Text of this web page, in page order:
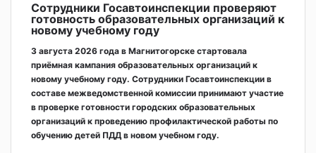
Сотрудники Госавтоинспекции проверяют
готовность образовательных организаций к
новому учебному году
3 августа 2026 года в Магнитогорске стартовала
приёмная кампания образовательных организаций к
новому учебному году. Сотрудники Госавтоинспекции в
составе межведомственной комиссии принимают участие
в проверке готовности городских образовательных
организаций к проведению профилактической работы по
обучению детей ПДД в новом учебном году.